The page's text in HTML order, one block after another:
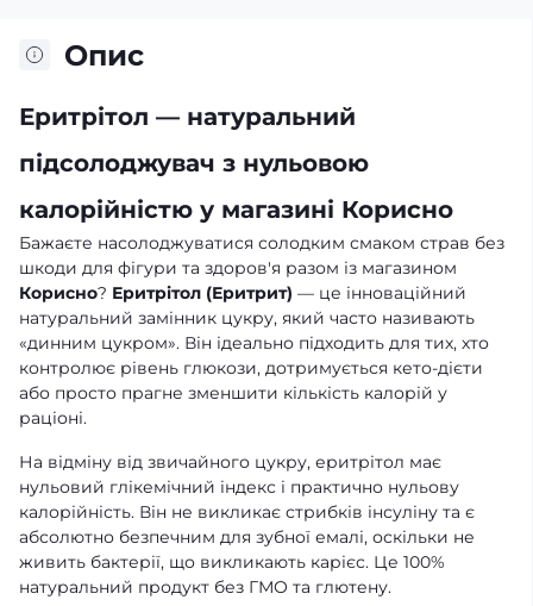
Опис
Еритрітол — натуральний
підсолоджувач з нульовою
калорійністю у магазині Корисно
Бажаєте насолоджуватися солодким смаком страв без
шкоди для фігури та здоров'я разом із магазином
Корисно? Еритрітол (Еритрит) — це інноваційний
натуральний замінник цукру, який часто називають
«динним цукром». Він ідеально підходить для тих, хто
контролює рівень глюкози, дотримується кето-дієти
або просто прагне зменшити кількість калорій у
раціоні.
На відміну від звичайного цукру, еритрітол має
нульовий глікемічний індекс і практично нульову
калорійність. Він не викликає стрибків інсуліну та є
абсолютно безпечним для зубної емалі, оскільки не
живить бактерії, що викликають карієс. Це 100%
натуральний продукт без ГМО та глютену.